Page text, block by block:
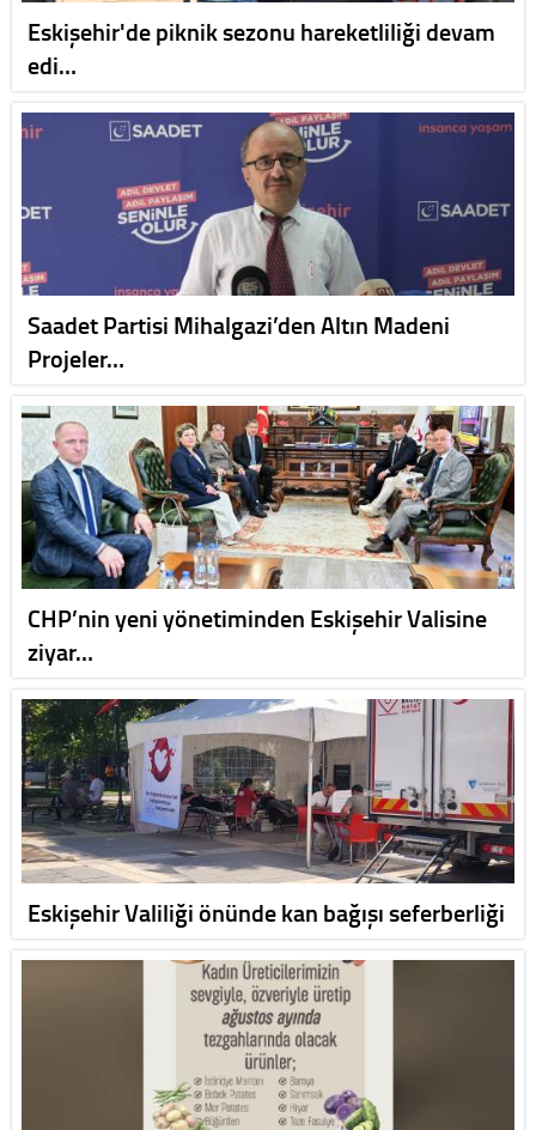
Eskişehir'de piknik sezonu hareketliliği devam
edi…
Saadet Partisi Mihalgazi’den Altın Madeni
Projeler…
CHP’nin yeni yönetiminden Eskişehir Valisine
ziyar…
Eskişehir Valiliği önünde kan bağışı seferberliği